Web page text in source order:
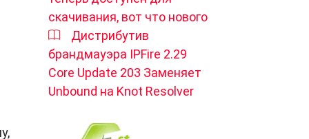
скачивания, вот что нового
Дистрибутив
брандмауэра IPFire 2.29
Core Update 203 Заменяет
Unbound на Knot Resolver